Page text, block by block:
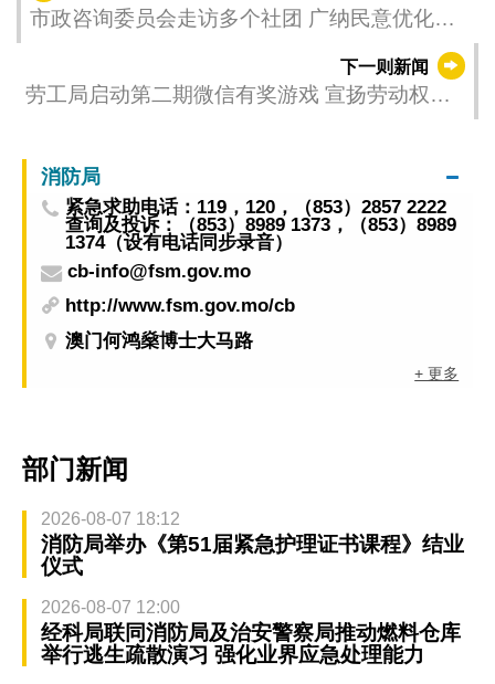
市政咨询委员会走访多个社团 广纳民意优化市
下一则新闻
劳工局启动第二期微信有奖游戏 宣扬劳动权益
消防局
紧急求助电话：119，120，（853）2857 2222
查询及投诉：（853）8989 1373，（853）8989
1374（设有电话同步录音）
cb-info@fsm.gov.mo
http://www.fsm.gov.mo/cb
澳门何鸿燊博士大马路
+ 更多
部门新闻
2026-08-07 18:12
消防局举办《第51届紧急护理证书课程》结业
仪式
2026-08-07 12:00
经科局联同消防局及治安警察局推动燃料仓库
举行逃生疏散演习 强化业界应急处理能力